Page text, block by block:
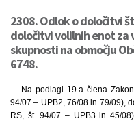
2308. Odlok o določitvi
določitvi volilnih enot za
skupnosti na območju
6748.
Na podlagi 19.a člena
94/07 – UPB2, 76/08 in 79/09),
RS, št. 94/07 – UPB3 in 45/